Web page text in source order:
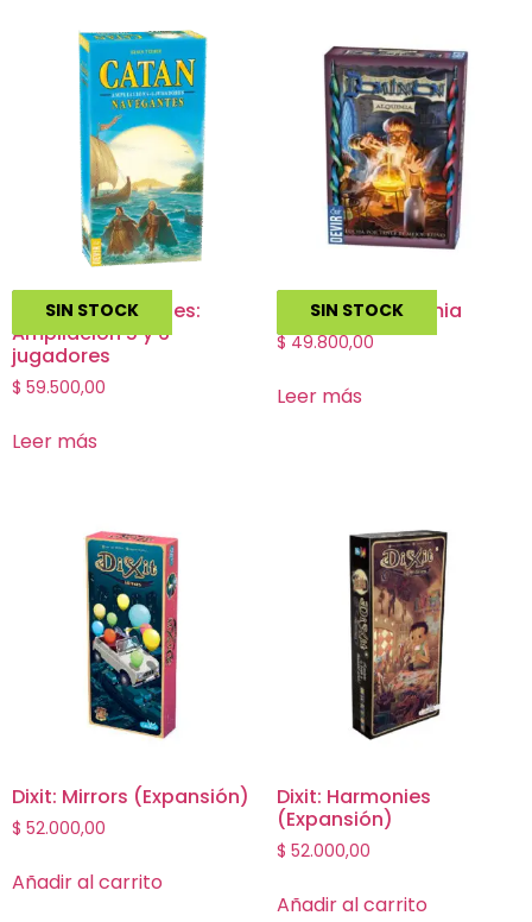
SIN STOCK
Catan Navegantes:
Ampliacion 5 y 6
jugadores
$ 59.500,00
Leer más
SIN STOCK
Dominion: Alquimia
$49.800,00
Leer más
Dixit: Mirrors (Expansión)
$ 52.000,00
Añadir al carrito
Dixit: Harmonies
(Expansión)
$ 52.000,00
Añadir al carrito